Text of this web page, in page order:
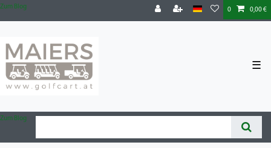
Zum Blog 0 0,00 €
☰
Zum Blog